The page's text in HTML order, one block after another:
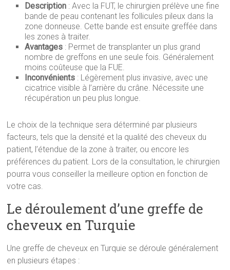
Description : Avec la FUT, le chirurgien prélève une fine
bande de peau contenant les follicules pileux dans la
zone donneuse. Cette bande est ensuite greffée dans
les zones à traiter.
Avantages : Permet de transplanter un plus grand
nombre de greffons en une seule fois. Généralement
moins coûteuse que la FUE.
Inconvénients : Légèrement plus invasive, avec une
cicatrice visible à l’arrière du crâne. Nécessite une
récupération un peu plus longue.
Le choix de la technique sera déterminé par plusieurs
facteurs, tels que la densité et la qualité des cheveux du
patient, l’étendue de la zone à traiter, ou encore les
préférences du patient. Lors de la consultation, le chirurgien
pourra vous conseiller la meilleure option en fonction de
votre cas.
Le déroulement d’une greffe de
cheveux en Turquie
Une greffe de cheveux en Turquie se déroule généralement
en plusieurs étapes :